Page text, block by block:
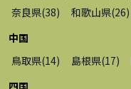
奈良県(38) 和歌山県(26)
中国
鳥取県(14) 島根県(17)
四国